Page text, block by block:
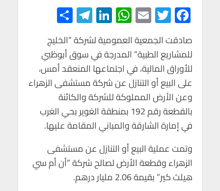
F
ac
e
b
o
o
k
T
wi
tt
er
E
m
ail
W
h
at
s
A
p
p
Li
n
ke
dI
n
Te
le
gr
a
m
h
ar
e
صادقت الجمعية العمومية لشركة ”الخليج
للمشاريع الطبية” المدرجة في سوق أبوظبي
للأوراق المالية، في اجتماعها المنعقد أمس،
على البيع أو التنازل عن شركة مستشفى الزهراء
وعن الأرض المملوكة للشركة والكائنة
بالقطعة رقم 192 بمنطقة الغوير بحي الغرب
في إمارة الشارقة والمباني المقامة عليها.
وتمت عملية البيع أو التنازل عن مستشفى
الزهراء وقطعة الأرض لصالح شركة ”أن أم سي
هيلث كير” بقيمة 2.06 مليار درهم.